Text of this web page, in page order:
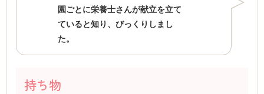
園ごとに栄養士さんが献立を立て
ていると知り、びっくりしまし
た。
持ち物